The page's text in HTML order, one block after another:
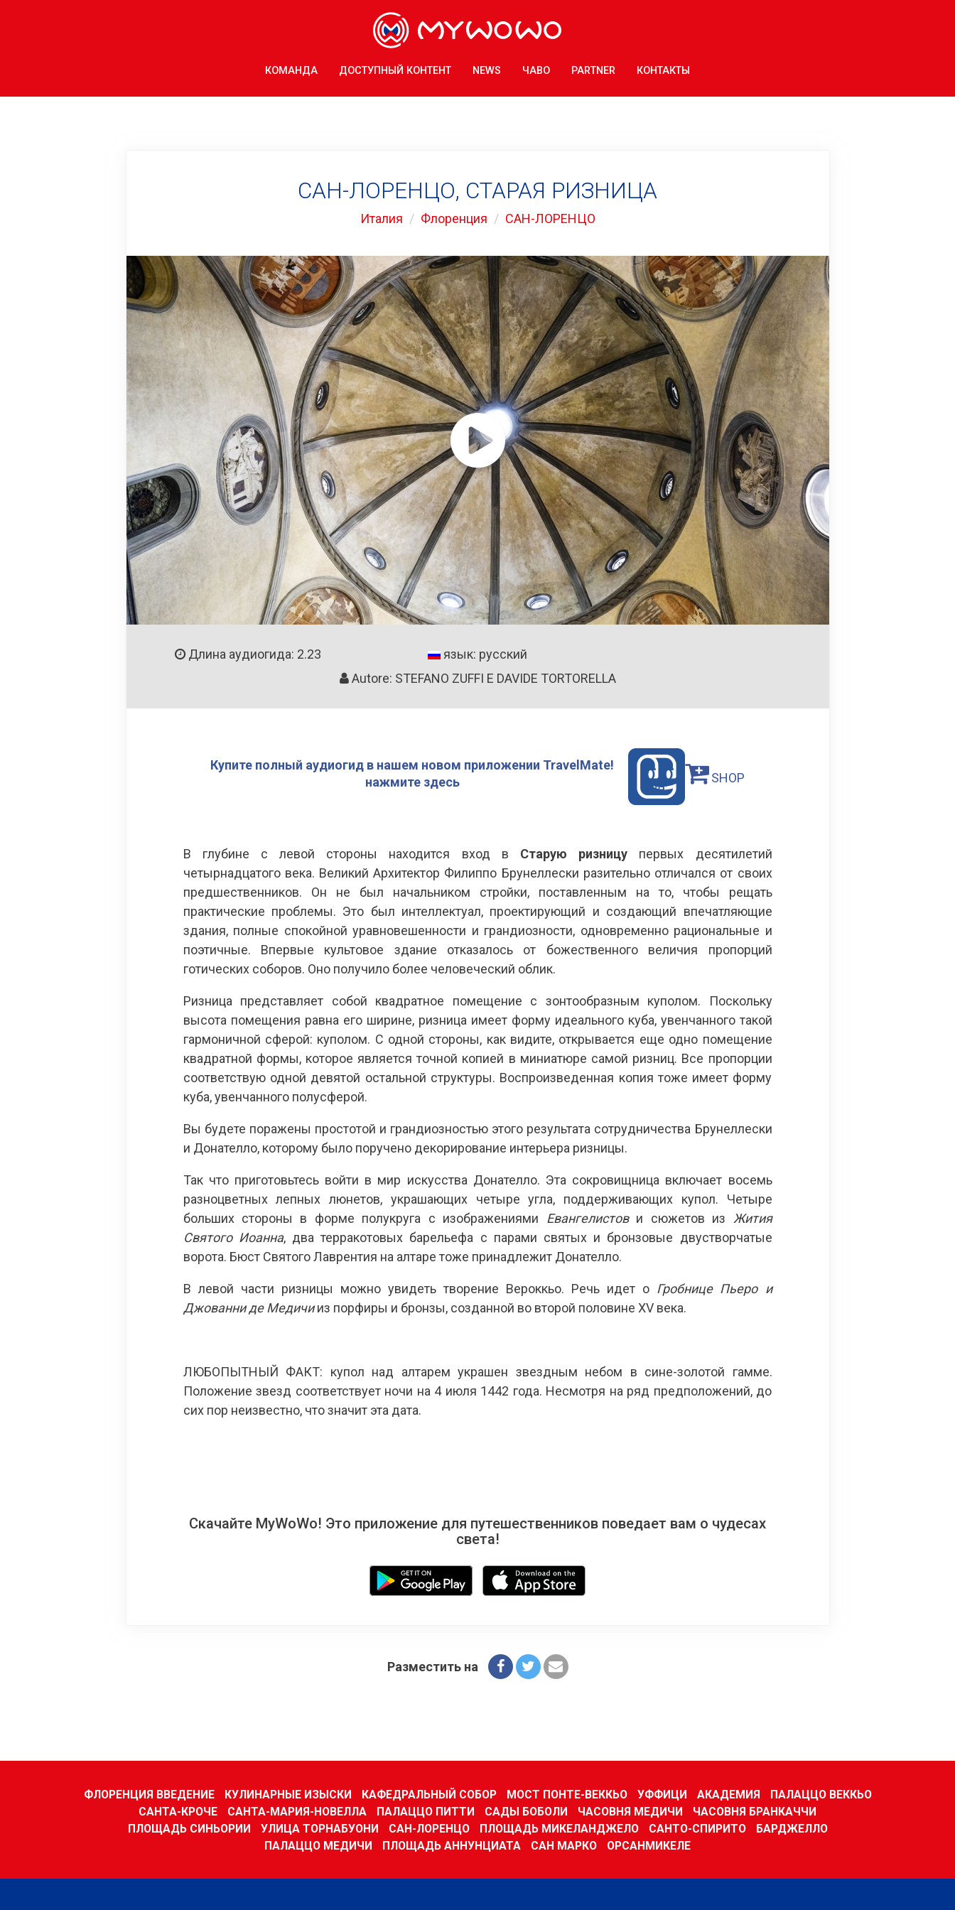
КОМАНДА ДОСТУПНЫЙ КОНТЕНТ NEWS ЧАВО PARTNER КОНТАКТЫ
САН-ЛОРЕНЦО, СТАРАЯ РИЗНИЦА
Италия Флоренция САН-ЛОРЕНЦО
Длина аудиогида: 2.23
язык: русский
Autore: STEFANO ZUFFI E DAVIDE TORTORELLA
Купите полный аудиогид в нашем новом приложении TravelMate!
нажмите здесь
SHOP
В глубине с левой стороны находится вход в Старую ризницу первых десятилетий
четырнадцатого века. Великий Архитектор Филиппо Брунеллески разительно отличался от своих
предшественников. Он не был начальником стройки, поставленным на то, чтобы рещать
практические проблемы. Это был интеллектуал, проектирующий и создающий впечатляющие
здания, полные спокойной уравновешенности и грандиозности, одновременно рациональные и
поэтичные. Впервые культовое здание отказалось от божественного величия пропорций
готических соборов. Оно получило более человеческий облик.
Ризница представляет собой квадратное помещение с зонтообразным куполом. Поскольку
высота помещения равна его ширине, ризница имеет форму идеального куба, увенчанного такой
гармоничной сферой: куполом. С одной стороны, как видите, открывается еще одно помещение
квадратной формы, которое является точной копией в миниатюре самой ризниц. Все пропорции
соответствую одной девятой остальной структуры. Воспроизведенная копия тоже имеет форму
куба, увенчанного полусферой.
Вы будете поражены простотой и грандиозностью этого результата сотрудничества Брунеллески
и Донателло, которому было поручено декорирование интерьера ризницы.
Так что приготовьтесь войти в мир искусства Донателло. Эта сокровищница включает восемь
разноцветных лепных люнетов, украшающих четыре угла, поддерживающих купол. Четыре
больших стороны в форме полукруга с изображениями Евангелистови сюжетов из Жития
Святого Иоанна, два терракотовых барельефа с парами святых и бронзовые двустворчатые
ворота. Бюст Святого Лаврентия на алтаре тоже принадлежит Донателло.
В левой части ризницы можно увидеть творение Вероккьо. Речь идет о Гробнице Пьеро и
Джованни де Медичииз порфиры и бронзы, созданной во второй половине XV века.
ЛЮБОПЫТНЫЙ ФАКТ: купол над алтарем украшен звездным небом в сине-золотой гамме.
Положение звезд соответствует ночи на 4 июля 1442 года. Несмотря на ряд предположений, до
сих пор неизвестно, что значит эта дата.
Скачайте MyWoWo! Это приложение для путешественников поведает вам о чудесах
света!
Разместить на
ФЛОРЕНЦИЯ ВВЕДЕНИЕ КУЛИНАРНЫЕ ИЗЫСКИ КАФЕДРАЛЬНЫЙ СОБОР МОСТ ПОНТЕ-ВЕККЬО УФФИЦИ АКАДЕМИЯ
ПАЛАЦЦО ВЕККЬО
САНТА-КРОЧЕ
САНТА-МАРИЯ-НОВЕЛЛА ПАЛАЦЦО ПИТТИ САДЫ БОБОЛИ ЧАСОВНЯ МЕДИЧИ
ЧАСОВНЯ БРАНКАЧЧИ
ПЛОЩАДЬ СИНЬОРИИ
УЛИЦА ТОРНАБУОНИ САН-ЛОРЕНЦО ПЛОЩАДЬ МИКЕЛАНДЖЕЛО САНТО-СПИРИТО
БАРДЖЕЛЛО
ПАЛАЦЦО МЕДИЧИ
ПЛОЩАДЬ АННУНЦИАТА САН МАРКО ОРСАНМИКЕЛЕ